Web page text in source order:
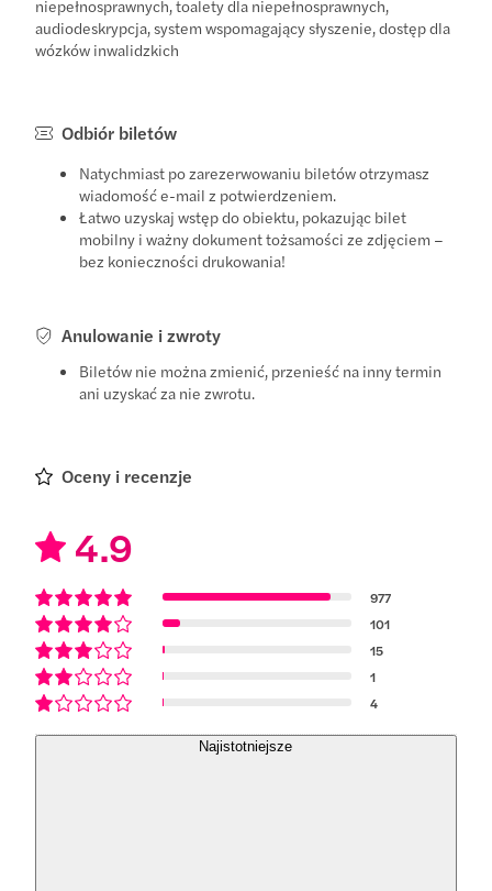
niepełnosprawnych, toalety dla niepełnosprawnych,
audiodeskrypcja, system wspomagający słyszenie, dostęp dla
wózków inwalidzkich
Odbiór biletów
Natychmiast po zarezerwowaniu biletów otrzymasz
wiadomość e-mail z potwierdzeniem.
Łatwo uzyskaj wstęp do obiektu, pokazując bilet
mobilny i ważny dokument tożsamości ze zdjęciem –
bez konieczności drukowania!
Anulowanie i zwroty
Biletów nie można zmienić, przenieść na inny termin
ani uzyskać za nie zwrotu.
Oceny i recenzje
4.9
977
101
15
1
4
Najistotniejsze